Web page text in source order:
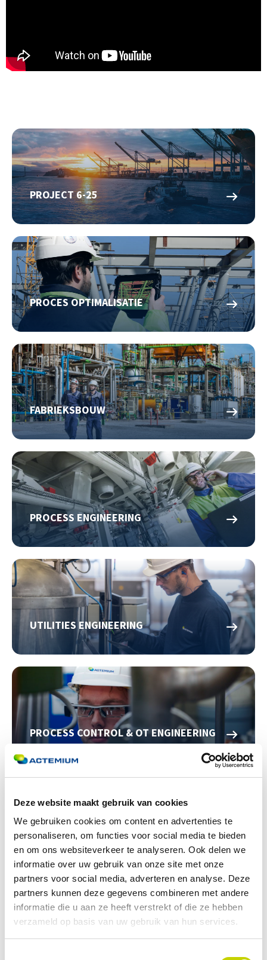
Deze website maakt gebruik van cookies
We gebruiken cookies om content en advertenties te
personaliseren, om functies voor social media te bieden
en om ons websiteverkeer te analyseren. Ook delen we
informatie over uw gebruik van onze site met onze
partners voor social media, adverteren en analyse. Deze
partners kunnen deze gegevens combineren met andere
informatie die u aan ze heeft verstrekt of die ze hebben
verzameld op basis van uw gebruik van hun services.
PROJECT 6-25
PROCES OPTIMALISATIE
FABRIEKSBOUW
PROCESS ENGINEERING
UTILITIES ENGINEERING
PROCESS CONTROL & OT ENGINEERING
E&I ENGINEERING